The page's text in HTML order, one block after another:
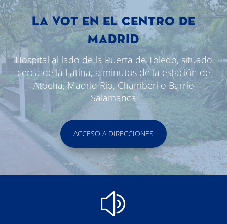
LA VOT EN EL CENTRO DE
MADRID
Hospital al lado de la Puerta de Toledo, situado
cerca de la Latina, a minutos de la estación de
Atocha, Madrid Río, Chamberí o Barrio
Salamanca
ACCESO A DIRECCIONES
z